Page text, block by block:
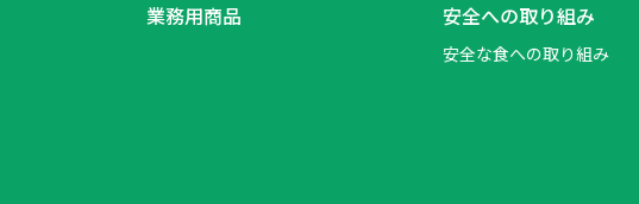
業務用商品 安全への取り組み
安全な食への取り組み